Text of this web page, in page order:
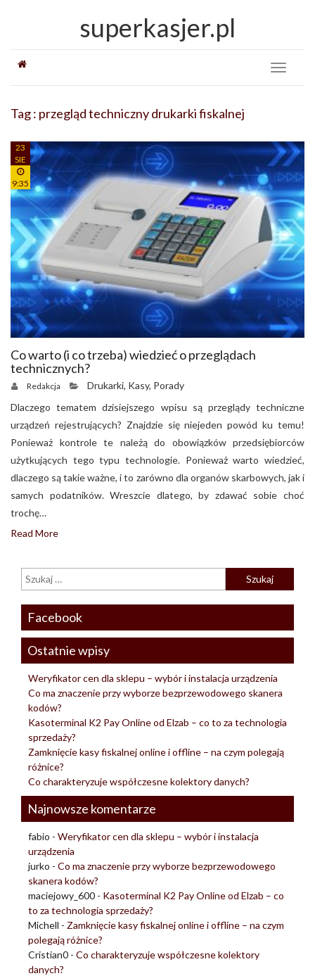
superkasjer.pl
Toggle
Tag : przegląd techniczny drukarki fiskalnej
23
SIE
9:35
Co warto (i co trzeba) wiedzieć o przeglądach
technicznych?
Redakcja Drukarki, Kasy, Porady
Dlaczego tematem dzisiejszego wpisu są przeglądy techniczne
urządzeń rejestrujących? Znajdzie się niejeden powód ku temu!
Ponieważ kontrole te należą do obowiązków przedsiębiorców
użytkujących tego typu technologie. Ponieważ warto wiedzieć,
dlaczego są takie ważne, i to zarówno dla organów skarbowych, jak i
samych podatników. Wreszcie dlatego, by zdawać sobie choć
trochę…
Read More
Facebook
Ostatnie wpisy
Weryfikator cen dla sklepu – wybór i instalacja urządzenia
Co ma znaczenie przy wyborze bezprzewodowego skanera
kodów?
Kasoterminal K2 Pay Online od Elzab – co to za technologia
sprzedaży?
Zamknięcie kasy fiskalnej online i offline – na czym polegają
różnice?
Co charakteryzuje współczesne kolektory danych?
Najnowsze komentarze
fabio - Weryfikator cen dla sklepu – wybór i instalacja
urządzenia
jurko - Co ma znaczenie przy wyborze bezprzewodowego
skanera kodów?
maciejowy_600 - Kasoterminal K2 Pay Online od Elzab – co
to za technologia sprzedaży?
Michell - Zamknięcie kasy fiskalnej online i offline – na czym
polegają różnice?
Cristian0 - Co charakteryzuje współczesne kolektory
danych?